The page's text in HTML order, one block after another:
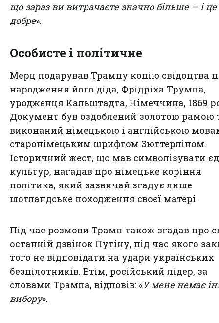
що зараз ви витрачаєте значно більше — і це
добре».
Особисте і політичне
Мерц подарував Трампу копію свідоцтва
народження його діда, Фрідріха Трумпа,
уродженця Кальштадта, Німеччина, 1869
Документ був оздоблений золотою рамою
виконаний німецькою і англійською
старонімецьким шрифтом Зюттерліном.
Історичний жест, що мав символізувати
культур, нагадав про німецьке коріння
політика, який зазвичай згадує лише
шотландське походження своєї матері.
Під час розмови Трамп також згадав про
останній дзвінок Путіну, під час якого
того не відповідати на удари українських
безпілотників. Втім, російський лідер, за
словами Трампа, відповів: «У мене немає
вибору».